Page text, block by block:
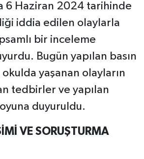
6 Haziran 2024 tarihinde
iddia edilen olaylarla
bir inceleme
Bugün yapılan basın
okulda yaşanan olayların
tedbirler ve yapılan
duyuruldu.
VE SORUŞTURMA